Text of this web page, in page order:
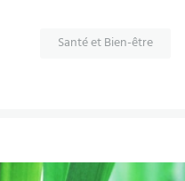
Santé et Bien-être